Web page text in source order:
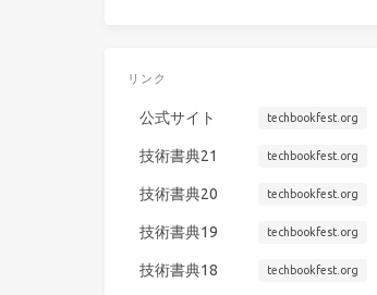
リンク
公式サイト techbookfest.org
技術書典21 techbookfest.org
技術書典20 techbookfest.org
技術書典19 techbookfest.org
技術書典18 techbookfest.org